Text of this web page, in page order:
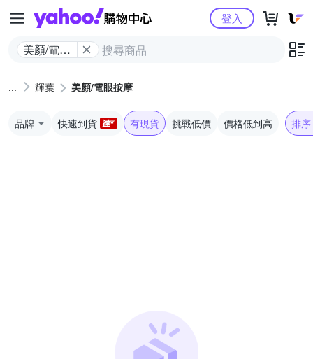
Yahoo購物中心
美顏/電眼
登入
輝葉 美顏/電眼按摩
品牌 快速到貨 有現貨 挑戰低價 價格低到高 排序